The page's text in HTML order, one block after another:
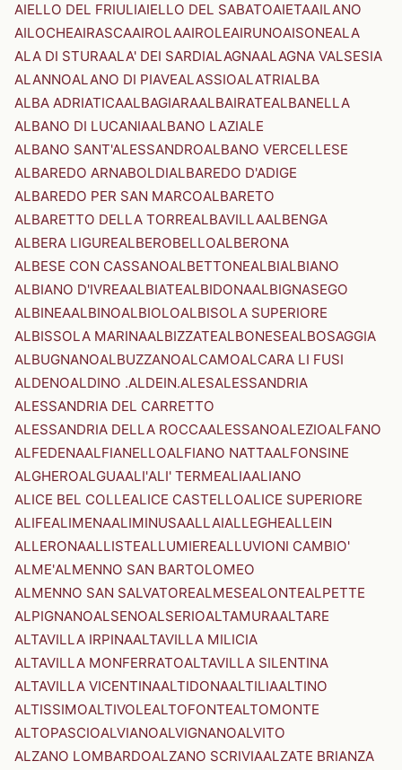
AIELLO DEL FRIULIAIELLO DEL SABATOAIETAAILANO
AILOCHEAIRASCAAIROLAAIROLEAIRUNOAISONEALA
ALA DI STURAALA' DEI SARDIALAGNAALAGNA VALSESIA
ALANNOALANO DI PIAVEALASSIOALATRIALBA
ALBA ADRIATICAALBAGIARAALBAIRATEALBANELLA
ALBANO DI LUCANIAALBANO LAZIALE
ALBANO SANT'ALESSANDROALBANO VERCELLESE
ALBAREDO ARNABOLDIALBAREDO D'ADIGE
ALBAREDO PER SAN MARCOALBARETO
ALBARETTO DELLA TORREALBAVILLAALBENGA
ALBERA LIGUREALBEROBELLOALBERONA
ALBESE CON CASSANOALBETTONEALBIALBIANO
ALBIANO D'IVREAALBIATEALBIDONAALBIGNASEGO
ALBINEAALBINOALBIOLOALBISOLA SUPERIORE
ALBISSOLA MARINAALBIZZATEALBONESEALBOSAGGIA
ALBUGNANOALBUZZANOALCAMOALCARA LI FUSI
ALDENOALDINO .ALDEIN.ALESALESSANDRIA
ALESSANDRIA DEL CARRETTO
ALESSANDRIA DELLA ROCCAALESSANOALEZIOALFANO
ALFEDENAALFIANELLOALFIANO NATTAALFONSINE
ALGHEROALGUAALI'ALI' TERMEALIAALIANO
ALICE BEL COLLEALICE CASTELLOALICE SUPERIORE
ALIFEALIMENAALIMINUSAALLAIALLEGHEALLEIN
ALLERONAALLISTEALLUMIEREALLUVIONI CAMBIO'
ALME'ALMENNO SAN BARTOLOMEO
ALMENNO SAN SALVATOREALMESEALONTEALPETTE
ALPIGNANOALSENOALSERIOALTAMURAALTARE
ALTAVILLA IRPINAALTAVILLA MILICIA
ALTAVILLA MONFERRATOALTAVILLA SILENTINA
ALTAVILLA VICENTINAALTIDONAALTILIAALTINO
ALTISSIMOALTIVOLEALTOFONTEALTOMONTE
ALTOPASCIOALVIANOALVIGNANOALVITO
ALZANO LOMBARDOALZANO SCRIVIAALZATE BRIANZA